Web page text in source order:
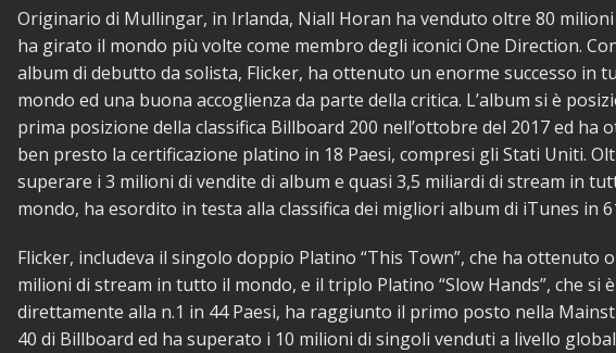
Originario di Mullingar, in Irlanda, Niall Horan ha venduto oltre 80 milioni
ha girato il mondo più volte come membro degli iconici One Direction.
album di debutto da solista, Flicker, ha ottenuto un enorme successo in
mondo ed una buona accoglienza da parte della critica. L’album si è
prima posizione della classifica Billboard 200 nell’ottobre del 2017 ed ha
ben presto la certificazione platino in 18 Paesi, compresi gli Stati Uniti.
superare i 3 milioni di vendite di album e quasi 3,5 miliardi di stream in
mondo, ha esordito in testa alla classifica dei migliori album di iTunes in
Flicker, includeva il singolo doppio Platino “This Town”, che ha ottenuto
milioni di stream in tutto il mondo, e il triplo Platino “Slow Hands”, che si
direttamente alla n.1 in 44 Paesi, ha raggiunto il primo posto nella
40 di Billboard ed ha superato i 10 milioni di singoli venduti a livello